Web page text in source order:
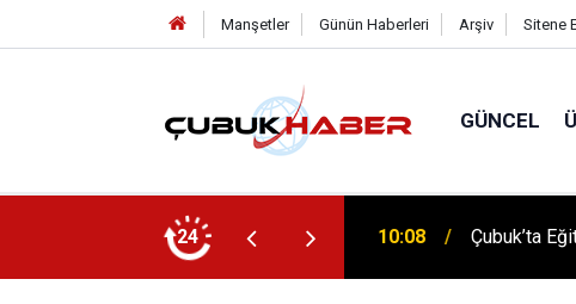
Manşetler Günün Haberleri Arşiv Sitene
GÜNCEL
24 12:06 ÇUBUK’TA